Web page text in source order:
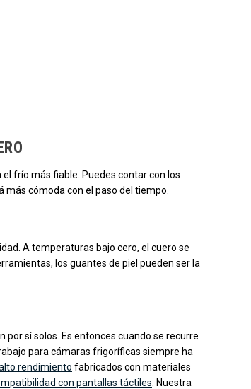
frío más fiable. Puedes contar con los
cómoda con el paso del tiempo.
A temperaturas bajo cero, el cuero se
los guantes de piel pueden ser la
sí solos. Es entonces cuando se recurre
para cámaras frigoríficas siempre ha
rendimiento fabricados con materiales
con pantallas táctiles . Nuestra